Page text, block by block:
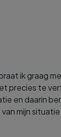
ik graag
precies te
en daarin
mijn situatie